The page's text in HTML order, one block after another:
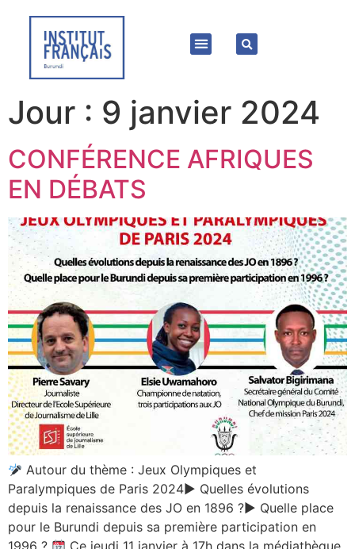
Jour : 9 janvier 2024
CONFÉRENCE AFRIQUES
EN DÉBATS
Autour du thème : Jeux Olympiques et
Paralympiques de Paris 2024▶ Quelles évolutions
depuis la renaissance des JO en 1896 ?▶ Quelle place
pour le Burundi depuis sa première participation en
1996 ?
Ce jeudi 11 janvier à 17h dans la médiathèque